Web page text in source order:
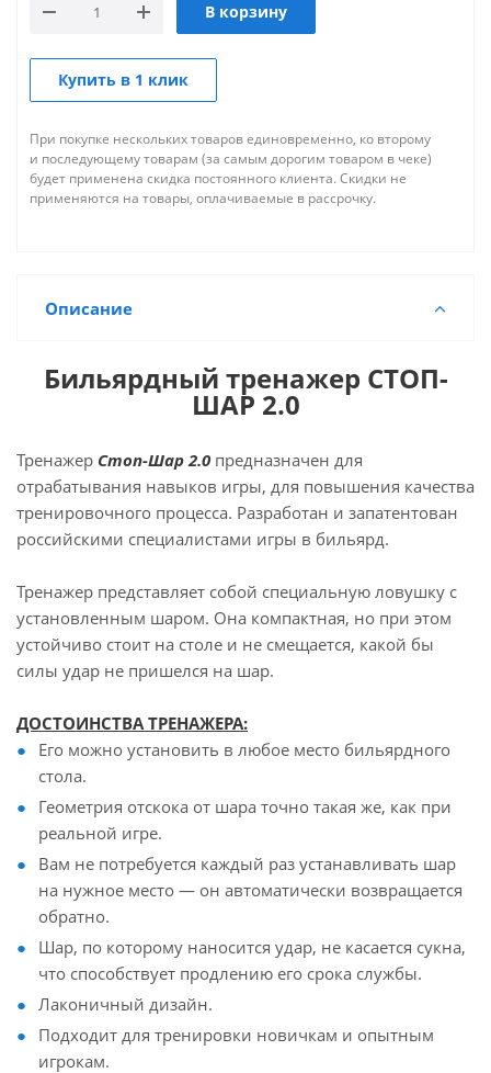
В корзину
Купить в 1 клик
При покупке нескольких товаров единовременно, ко второму
и последующему товарам (за самым дорогим товаром в чеке)
будет применена скидка постоянного клиента. Скидки не
применяются на товары, оплачиваемые в рассрочку.
Описание
Бильярдный тренажер СТОП-
ШАР 2.0
Тренажер Стоп-Шар 2.0 предназначен для
отрабатывания навыков игры, для повышения качества
тренировочного процесса. Разработан и запатентован
российскими специалистами игры в бильярд.
Тренажер представляет собой специальную ловушку с
установленным шаром. Она компактная, но при этом
устойчиво стоит на столе и не смещается, какой бы
силы удар не пришелся на шар.
ДОСТОИНСТВА ТРЕНАЖЕРА:
Его можно установить в любое место бильярдного
стола.
Геометрия отскока от шара точно такая же, как при
реальной игре.
Вам не потребуется каждый раз устанавливать шар
на нужное место — он автоматически возвращается
обратно.
Шар, по которому наносится удар, не касается сукна,
что способствует продлению его срока службы.
Лаконичный дизайн.
Подходит для тренировки новичкам и опытным
игрокам.